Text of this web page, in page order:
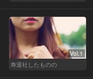
Vol.1
寿退社したものの